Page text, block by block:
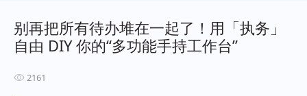
别再把所有待办堆在一起了！用「执务」
自由 DIY 你的“多功能手持工作台”
2161